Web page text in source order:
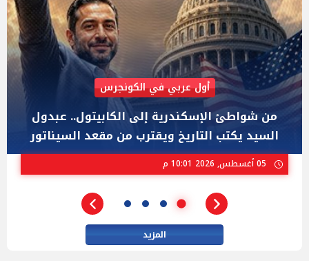
AIPAC رصدت 30 مليون دولار لإضعافه
"عبد الرحمن السيد" المصري الذى يواجه "هايلي
ستيفنز" وإيباك الاسرائيلية بإنتخابات ميشيجان
المزيد